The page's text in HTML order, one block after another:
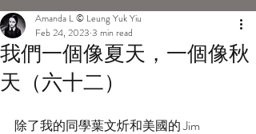
我們一個像夏天，一個像秋
天（六十二）
Amanda L © Leung Yuk Yiu
Feb 24, 2023 3 min read
除了我的同學葉文炘和美國的 Jim